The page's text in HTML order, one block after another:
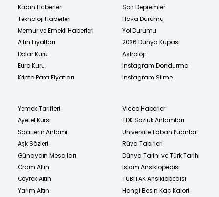
Kadın Haberleri
Teknoloji Haberleri
Memur ve Emekli Haberleri
Altın Fiyatları
Dolar Kuru
Euro Kuru
Kripto Para Fiyatları
Son Depremler
Hava Durumu
Yol Durumu
2026 Dünya Kupası
Astroloji
Instagram Dondurma
Instagram Silme
Yemek Tarifleri
Ayetel Kürsi
Saatlerin Anlamı
Aşk Sözleri
Günaydın Mesajları
Gram Altın
Çeyrek Altın
Yarım Altın
Video Haberler
TDK Sözlük Anlamları
Üniversite Taban Puanları
Rüya Tabirleri
Dünya Tarihi ve Türk Tarihi
İslam Ansiklopedisi
TÜBİTAK Ansiklopedisi
Hangi Besin Kaç Kalori